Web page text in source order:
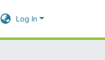
Log In